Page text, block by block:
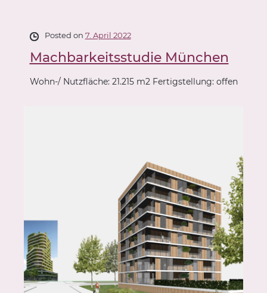
Machbarkeitsstudie München
Posted on 7. April 2022
Wohn-/ Nutzfläche: 21.215 m2 Fertigstellung: offen